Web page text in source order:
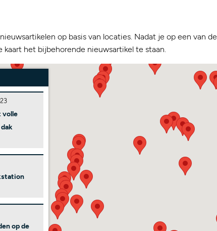
op basis van locaties. Nadat je op een van de
kaart het bijbehorende nieuwsartikel te staan.
volle
op de